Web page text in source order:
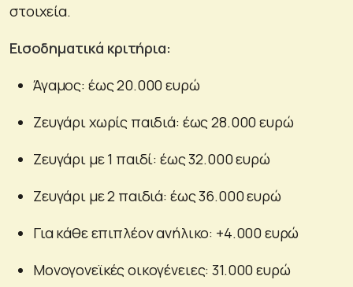
στοιχεία.
Εισοδηματικά κριτήρια:
Άγαμος: έως 20.000 ευρώ
Ζευγάρι χωρίς παιδιά: έως 28.000 ευρώ
Ζευγάρι με 1 παιδί: έως 32.000 ευρώ
Ζευγάρι με 2 παιδιά: έως 36.000 ευρώ
Για κάθε επιπλέον ανήλικο: +4.000 ευρώ
Μονογονεϊκές οικογένειες: 31.000 ευρώ